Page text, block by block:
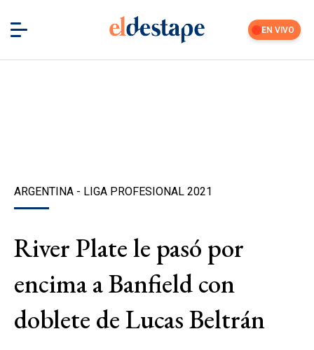
EN VIVO
ARGENTINA - LIGA PROFESIONAL 2021
River Plate le pasó por
encima a Banfield con
doblete de Lucas Beltrán